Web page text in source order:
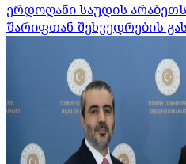
ერდოღანი საუდის
შარიფთან შეხვედრების